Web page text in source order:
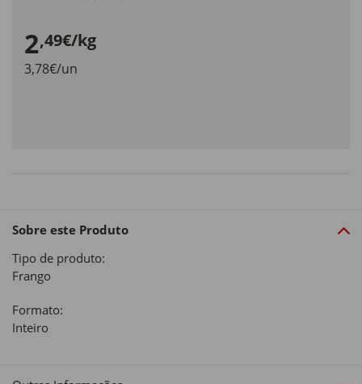
2,49€/kg
3,78€/un
Sobre este Produto
Tipo de produto:
Frango
Formato:
Inteiro